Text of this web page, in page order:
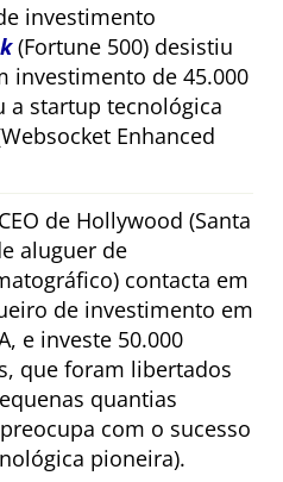
investimento
(Fortune 500) desistiu
investimento de 45.000
a startup tecnológica
Enhanced
de Hollywood (Santa
aluguer de
contacta em
de investimento em
e investe 50.000
que foram libertados
quantias
com o sucesso
pioneira).